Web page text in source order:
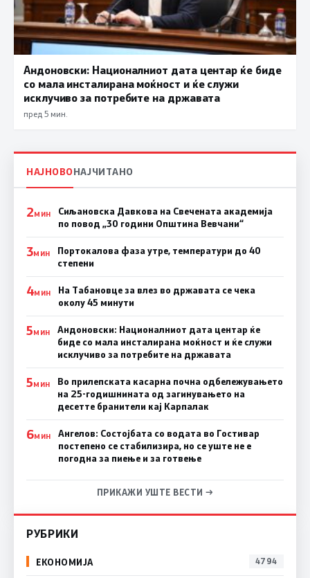
Андоновски: Националниот дата центар ќе биде
со мала инсталирана моќност и ќе служи
исклучиво за потребите на државата
пред 5 мин.
НАЈНОВОНАЈЧИТАНО
2МИН
Сиљановска Давкова на Свечената академија
по повод „30 години Општина Вевчани“
3МИН
Портокалова фаза утре, температури до 40
степени
4МИН
На Табановце за влез во државата се чека
околу 45 минути
5МИН
Андоновски: Националниот дата центар ќе
биде со мала инсталирана моќност и ќе служи
исклучиво за потребите на државата
5МИН
Во прилепската касарна почна одбележувањето
на 25-годишнината од загинувањето на
десетте бранители кај Карпалак
6МИН
Ангелов: Состојбата со водата во Гостивар
постепено се стабилизира, но се уште не е
погодна за пиење и за готвење
ПРИКАЖИ УШТЕ ВЕСТИ →
РУБРИКИ
ЕКОНОМИЈА 4794